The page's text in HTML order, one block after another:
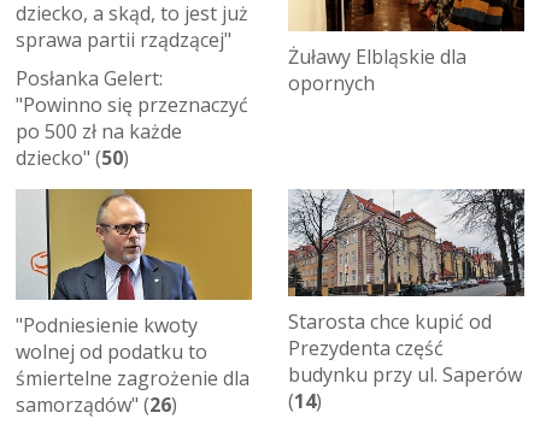
Posłanka Gelert:
"Powinno się przeznaczyć
po 500 zł na każde
dziecko" (50)
Żuławy Elbląskie dla
opornych
"Podniesienie kwoty
wolnej od podatku to
śmiertelne zagrożenie dla
samorządów" (26)
Starosta chce kupić od
Prezydenta część
budynku przy ul. Saperów
(14)